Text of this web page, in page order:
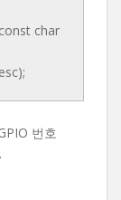
char
번호